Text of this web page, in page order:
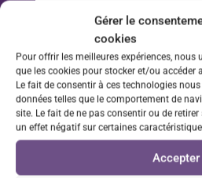
Gérer le
cookies
Pour offrir les meilleures expériences,
que les cookies pour stocker et/ou accéder
Le fait de consentir à ces technologies
données telles que le comportement de
site. Le fait de ne pas consentir ou de
un effet négatif sur certaines
Accepter
*Offre valable 30 jours à compter
à la newsletter sur votre